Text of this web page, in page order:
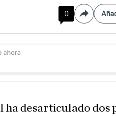
0
ha desarticulado dos